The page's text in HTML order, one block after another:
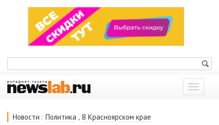
Показать
меню
Новости / Политика , В Красноярском крае